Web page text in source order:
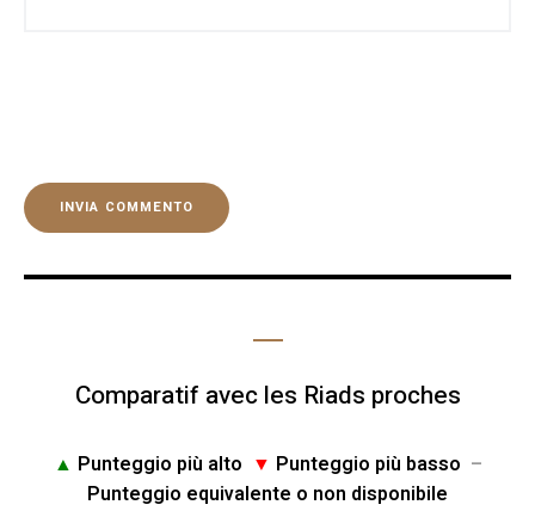
Comparatif avec les Riads proches
▲ Punteggio più alto ▼ Punteggio più basso –
Punteggio equivalente o non disponibile